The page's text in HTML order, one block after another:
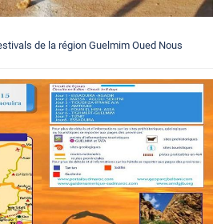
de la région Guelmim Oued Nous